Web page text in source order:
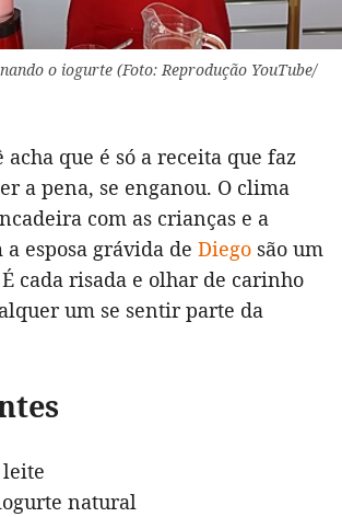
o iogurte (Foto: Reprodução YouTube/
acha que é só a receita que faz
a pena, se enganou. O clima
com as crianças e a
esposa grávida de Diego são um
cada risada e olhar de carinho
um se sentir parte da
natural